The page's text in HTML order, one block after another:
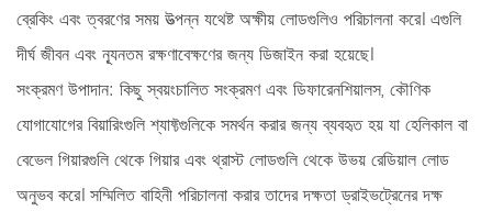
ব্রেকিং এবং ত্বরণের সময় উত্পন্ন যথেষ্ট অক্ষীয় লোডগুলিও পরিচালনা করে। এগুলি
দীর্ঘ জীবন এবং ন্যূনতম রক্ষণাবেক্ষণের জন্য ডিজাইন করা হয়েছে।
সংক্রমণ উপাদান: কিছু স্বয়ংচালিতসংক্রমণএবং ডিফারেনশিয়ালস, কৌণিক
যোগাযোগের বিয়ারিংগুলি শ্যাফ্টগুলিকে সমর্থন করার জন্য ব্যবহৃত হয় যা হেলিকাল বা
বেভেল গিয়ারগুলি থেকে গিয়ার এবং থ্রাস্ট লোডগুলি থেকে উভয় রেডিয়াল লোড
অনুভব করে। সম্মিলিত বাহিনী পরিচালনা করার তাদের দক্ষতা ড্রাইভট্রেনের দক্ষ